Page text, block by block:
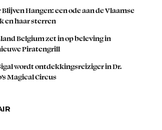
Hangen: een ode aan de Vlaamse
en haar sterren
Belgium zet in op beleving in
Piratengrill
wordt ontdekkingsreiziger in Dr.
Magical Circus